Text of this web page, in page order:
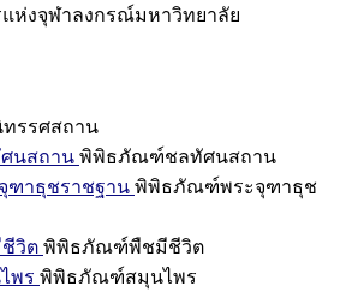
ห่งจุฬาลงกรณ์มหาวิทยาลัย
ทรรศสถาน
นสถาน พิพิธภัณฑ์ชลทัศนสถาน
าธุชราชฐาน พิพิธภัณฑ์พระจุฑาธุช
วิต พิพิธภัณฑ์พืชมีชีวิต
พร พิพิธภัณฑ์สมุนไพร